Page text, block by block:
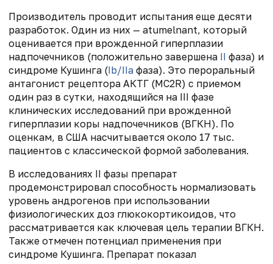
Производитель проводит испытания еще десяти
разработок. Один из них — atumelnant, который
оценивается при врожденной гиперплазии
надпочечников (положительно завершена II фаза) и
синдроме Кушинга (Ib/IIa фаза). Это пероральный
антагонист рецептора АКТГ (MC2R) с приемом
один раз в сутки, находящийся на III фазе
клинических исследований при врожденной
гиперплазии коры надпочечников (ВГКН). По
оценкам, в США насчитывается около 17 тыс.
пациентов с классической формой заболевания.
В исследованиях II фазы препарат
продемонстрировал способность нормализовать
уровень андрогенов при использовании
физиологических доз глюкокортикоидов, что
рассматривается как ключевая цель терапии ВГКН.
Также отмечен потенциал применения при
синдроме Кушинга. Препарат показал